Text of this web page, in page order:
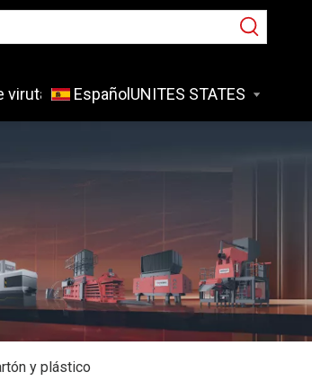
virutas de metal Solicitud
Español
y plástico